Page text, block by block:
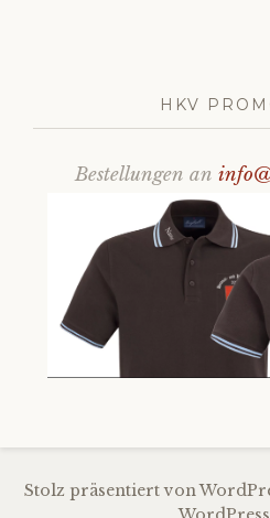
HKV
Bestellungen an
Stolz präsentiert von